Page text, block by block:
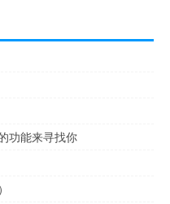
功能来寻找你